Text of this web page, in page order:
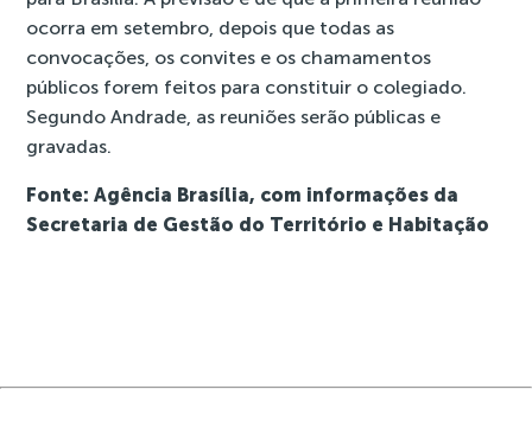
ocorra em setembro, depois que todas as
convocações, os convites e os chamamentos
públicos forem feitos para constituir o colegiado.
Segundo Andrade, as reuniões serão públicas e
gravadas.
Fonte: Agência Brasília, com informações da
Secretaria de Gestão do Território e Habitação